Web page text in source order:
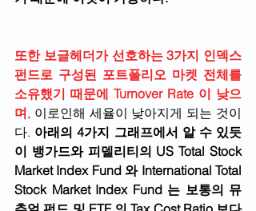
또한 보글헤더가 선호하는 3가지 인덱스
펀드로 구성된 포트폴리오 마켓 전체를
소유했기 때문에 Turnover Rate 이 낮으
며, 이로인해 세율이 낮아지게 되는 것이
다. 아래의 4가지 그래프에서 알 수 있듯
이 뱅가드와 피델리티의 US Total Stock
Market Index Fund 와 International Total
Stock Market Index Fund 는 보통의 뮤